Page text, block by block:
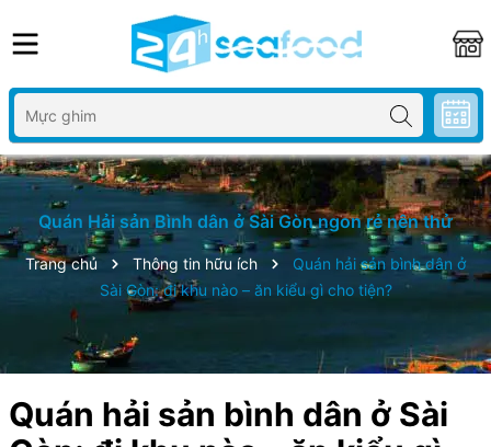
Quán Hải sản Bình dân ở Sài Gòn ngon rẻ nên thử
Trang chủ Thông tin hữu ích
Quán hải sản bình dân ở
Sài Gòn: đi khu nào – ăn kiểu gì cho tiện?
Quán hải sản bình dân ở Sài